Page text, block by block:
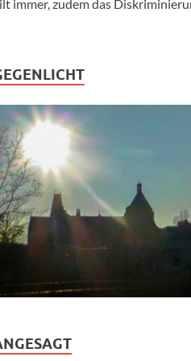
immer, zudem das